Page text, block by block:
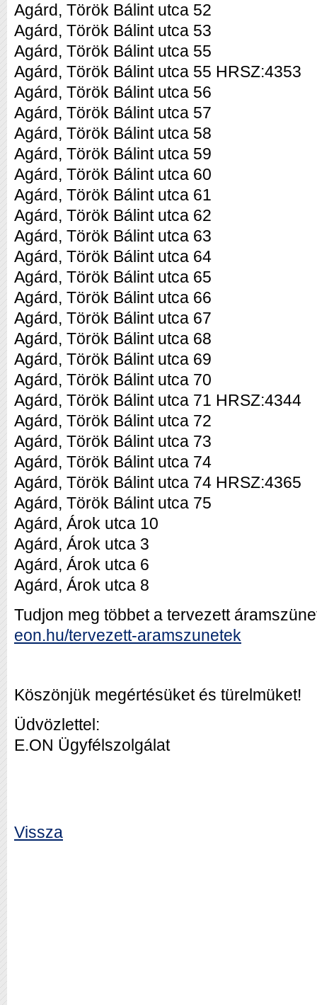
Agárd, Török Bálint utca 52
Agárd, Török Bálint utca 53
Agárd, Török Bálint utca 55
Agárd, Török Bálint utca 55 HRSZ:4353
Agárd, Török Bálint utca 56
Agárd, Török Bálint utca 57
Agárd, Török Bálint utca 58
Agárd, Török Bálint utca 59
Agárd, Török Bálint utca 60
Agárd, Török Bálint utca 61
Agárd, Török Bálint utca 62
Agárd, Török Bálint utca 63
Agárd, Török Bálint utca 64
Agárd, Török Bálint utca 65
Agárd, Török Bálint utca 66
Agárd, Török Bálint utca 67
Agárd, Török Bálint utca 68
Agárd, Török Bálint utca 69
Agárd, Török Bálint utca 70
Agárd, Török Bálint utca 71 HRSZ:4344
Agárd, Török Bálint utca 72
Agárd, Török Bálint utca 73
Agárd, Török Bálint utca 74
Agárd, Török Bálint utca 74 HRSZ:4365
Agárd, Török Bálint utca 75
Agárd, Árok utca 10
Agárd, Árok utca 3
Agárd, Árok utca 6
Agárd, Árok utca 8
Tudjon meg többet a tervezett
eon.hu/tervezett-aramszunetek
Köszönjük megértésüket és türelmüket!
Üdvözlettel:
E.ON Ügyfélszolgálat
Vissza